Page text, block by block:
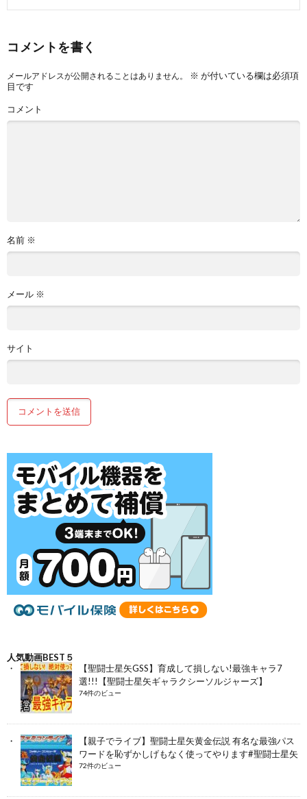
コメントを書く
メールアドレスが公開されることはありません。 ※ が付いている欄は必須項
目です
コメント
名前 ※
メール ※
サイト
人気動画BEST５
【聖闘士星矢GSS】育成して損しない!最強キャラ7
選!!!【聖闘士星矢ギャラクシーソルジャーズ】
74件のビュー
【親子でライブ】聖闘士星矢黄金伝説 有名な最強パス
ワードを恥ずかしげもなく使ってやります#聖闘士星矢
72件のビュー